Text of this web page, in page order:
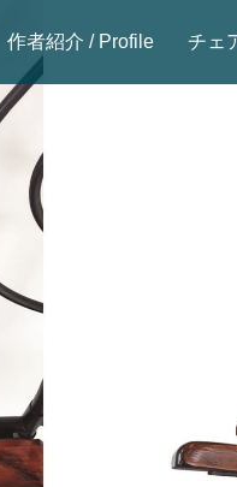
作者紹介 / Profile チェ